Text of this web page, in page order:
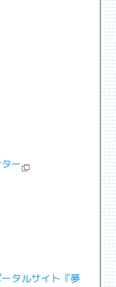
ー
タルサイト『夢